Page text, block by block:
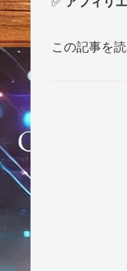
この記事を読